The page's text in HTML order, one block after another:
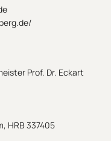
Prof. Dr. Eckart
HRB 337405